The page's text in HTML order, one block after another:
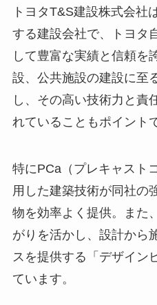
トヨタT&S建設株式会社
する建設会社で、トヨタ
して豊富な実績と信頼を
設、公共施設の建設に至
し、その高い技術力と責
れていることもポイント
特にPCa（プレキャスト
用した建築技術が同社の
物を効率よく提供。また
がりを活かし、設計から
スを提供する「デザイン
ています。